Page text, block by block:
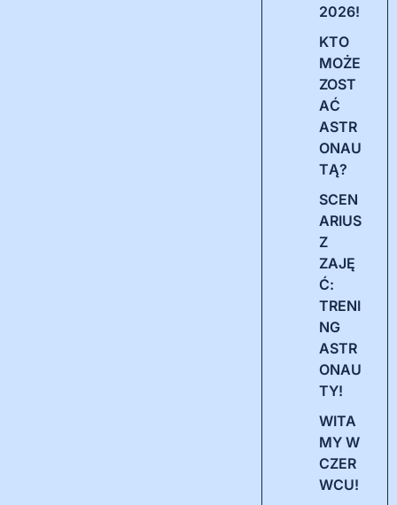
2026!
KTO
MOŻE
ZOST
AĆ
ASTR
ONAU
TĄ?
SCEN
ARIUS
Z
ZAJĘ
Ć:
TRENI
NG
ASTR
ONAU
TY!
WITA
MY W
CZER
WCU!